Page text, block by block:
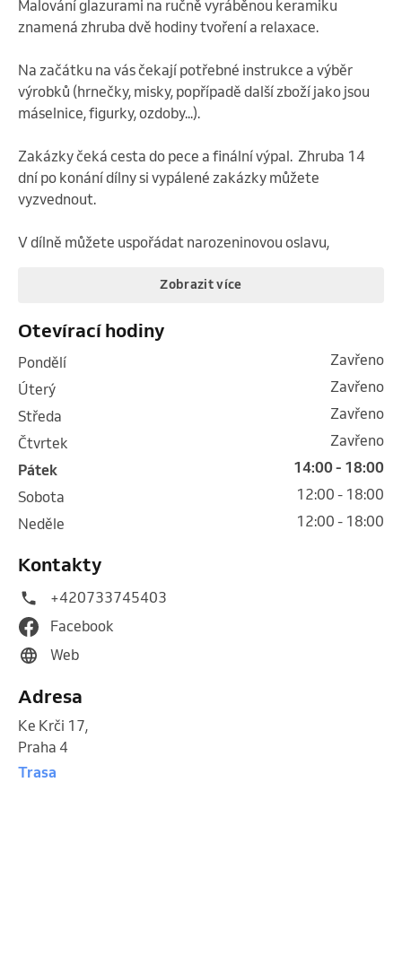
Malování glazurami na ručně vyráběnou keramiku
znamená zhruba dvě hodiny tvoření a relaxace.
Na začátku na vás čekají potřebné instrukce a výběr
výrobků (hrnečky, misky, popřípadě další zboží jako jsou
máselnice, figurky, ozdoby...).
Zakázky čeká cesta do pece a finální výpal.  Zhruba 14
dní po konání dílny si vypálené zakázky můžete
vyzvednout.
V dílně můžete uspořádat narozeninovou oslavu,
Zobrazit více
Otevírací hodiny
pondělí
Zavřeno
úterý
Zavřeno
středa
Zavřeno
čtvrtek
Zavřeno
pátek
14:00 - 18:00
sobota
12:00 - 18:00
neděle
12:00 - 18:00
Kontakty
+420733745403
Facebook
Web
Adresa
Ke Krči 17,
Praha 4
Trasa